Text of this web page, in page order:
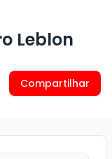
Leblon
Compartilhar